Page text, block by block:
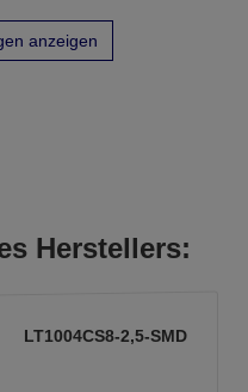
anzeigen
Herstellers:
LT1004CS8-2,5-SMD